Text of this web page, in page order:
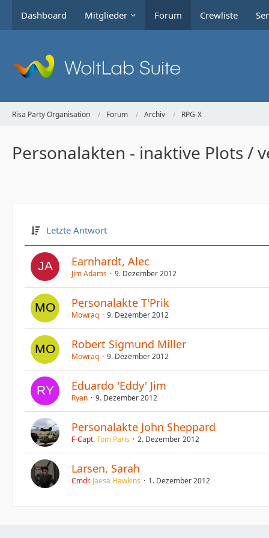
Dashboard Mitglieder Forum Crewliste
Risa Party Organisation Forum Archiv RPG-X
Personalakten - inaktive Plots /
Letzte Antwort
Earnhardt, Alec
Jim Adams 9. Dezember 2012
Personalakte T'Prik
Mowraq 9. Dezember 2012
Robert Sigmund Miller
Mowraq 9. Dezember 2012
Eduardo 'Eddy' Jim
Ryan 9. Dezember 2012
Personalakte John Sheppard
F-Capt.Tom Paris 2. Dezember 2012
Larsen, Sarah
Cmdr. Jaesa Hawkins 1. Dezember 2012